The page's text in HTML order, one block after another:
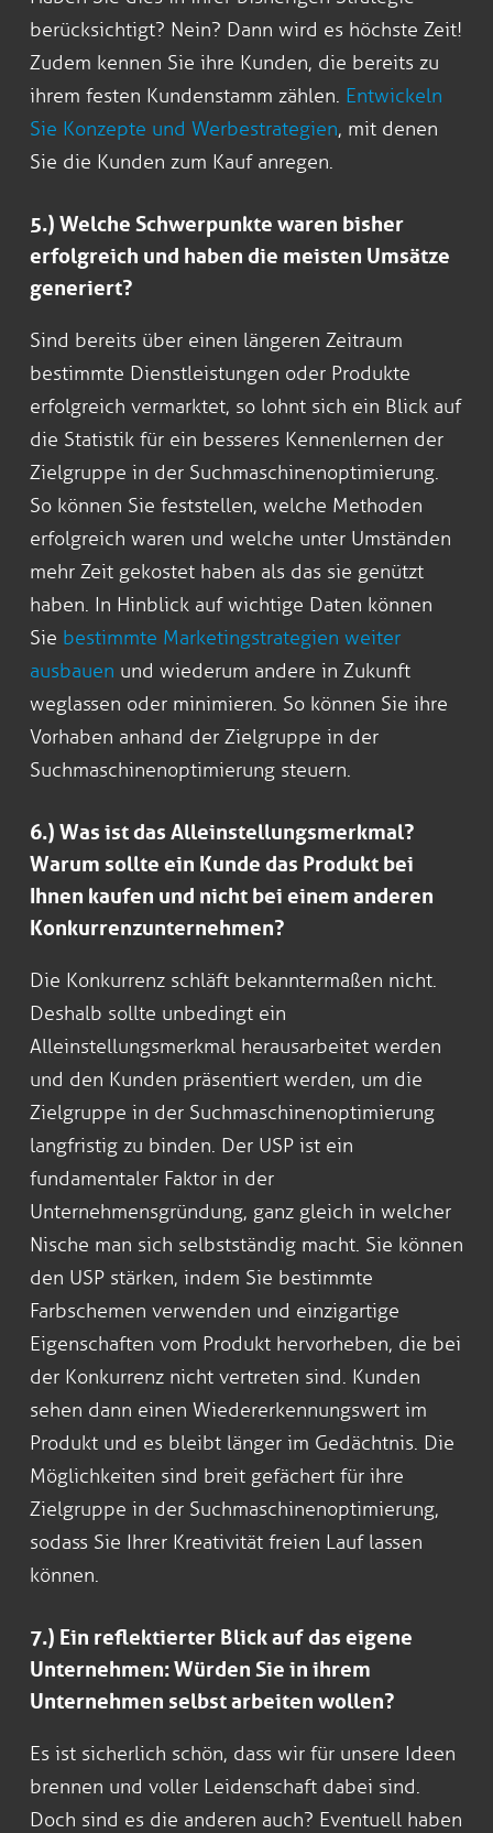
berücksichtigt? Nein? Dann wird es höchste Zeit!
Zudem kennen Sie ihre Kunden, die bereits zu
ihrem festen Kundenstamm zählen. Entwickeln
Sie Konzepte und Werbestrategien, mit denen
Sie die Kunden zum Kauf anregen.
5.) Welche Schwerpunkte waren bisher
erfolgreich und haben die meisten Umsätze
generiert?
Sind bereits über einen längeren Zeitraum
bestimmte Dienstleistungen oder Produkte
erfolgreich vermarktet, so lohnt sich ein Blick auf
die Statistik für ein besseres Kennenlernen der
Zielgruppe in der Suchmaschinenoptimierung.
So können Sie feststellen, welche Methoden
erfolgreich waren und welche unter Umständen
mehr Zeit gekostet haben als das sie genützt
haben. In Hinblick auf wichtige Daten können
Sie bestimmte Marketingstrategien weiter
ausbauen und wiederum andere in Zukunft
weglassen oder minimieren. So können Sie ihre
Vorhaben anhand der Zielgruppe in der
Suchmaschinenoptimierung steuern.
6.) Was ist das Alleinstellungsmerkmal?
Warum sollte ein Kunde das Produkt bei
Ihnen kaufen und nicht bei einem anderen
Konkurrenzunternehmen?
Die Konkurrenz schläft bekanntermaßen nicht.
Deshalb sollte unbedingt ein
Alleinstellungsmerkmal herausarbeitet werden
und den Kunden präsentiert werden, um die
Zielgruppe in der Suchmaschinenoptimierung
langfristig zu binden. Der USP ist ein
fundamentaler Faktor in der
Unternehmensgründung, ganz gleich in welcher
Nische man sich selbstständig macht. Sie können
den USP stärken, indem Sie bestimmte
Farbschemen verwenden und einzigartige
Eigenschaften vom Produkt hervorheben, die bei
der Konkurrenz nicht vertreten sind. Kunden
sehen dann einen Wiedererkennungswert im
Produkt und es bleibt länger im Gedächtnis. Die
Möglichkeiten sind breit gefächert für ihre
Zielgruppe in der Suchmaschinenoptimierung,
sodass Sie Ihrer Kreativität freien Lauf lassen
können.
7.) Ein reflektierter Blick auf das eigene
Unternehmen: Würden Sie in ihrem
Unternehmen selbst arbeiten wollen?
Es ist sicherlich schön, dass wir für unsere Ideen
brennen und voller Leidenschaft dabei sind.
Doch sind es die anderen auch? Eventuell haben